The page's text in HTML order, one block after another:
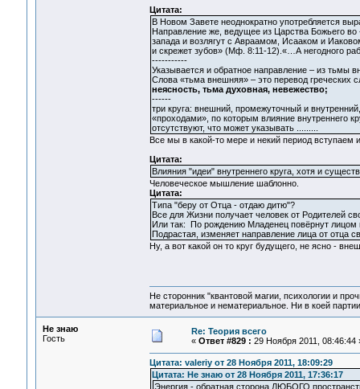
Цитата:
В Новом Завете неоднократно употребляется
Направление же, ведущее из Царства Божьего
запада и возлягут с Авраамом, Исааком и
и скрежет зубов» (Мф. 8:11-12).«…А негодного
-----------
Указывается и обратное направление – из тьмы
Слова «тьма внешняя» – это перевод греческих
неясность, тьма духовная, невежество;
------
три круга: внешний, промежуточный и
«проходами», по которым влияние внутреннего
отсутствуют, что может указывать .........
Все мы в какой-то мере и некий период
Цитата:
Влияния "идеи" внутреннего круга, хотя и
Человеческое мышление шаблонно.
Цитата:
Типа "беру от Отца - отдаю дитю"?
Все для Жизни получает человек от Родителей
Или так: По рождению Младенец повёрнут
Подрастая, изменяет направление лица от отца
Ну, а вот какой он то круг будущего, не ясно -
Не сторонник "квантовой магии, психологии и
материальное и нематериальное. Ни в коей
Не знаю
Гость
Re: Теория всего
« Ответ #829 : 29 Ноября 2011, 08:46:44
Цитата: valeriy от 28 Ноября 2011, 18:09:29
Цитата: Не знаю от 28 Ноября 2011, 17:36:17
Энергия - обратная сторона ЛЮБОГО